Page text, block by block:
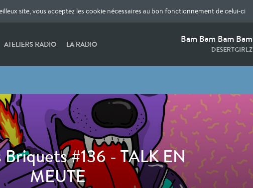
site, vous acceptez les cookie nécessaires au bon fonctionnement de celui-ci
ATELIERS RADIO LA RADIO Bam Bam Bam Bam
DESERTGIRLZ
#136 - TALK EN
MEUTE